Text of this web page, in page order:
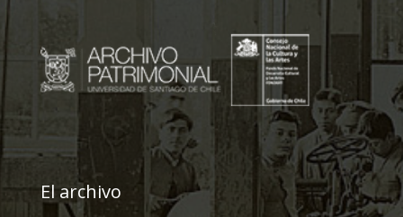
El archivo